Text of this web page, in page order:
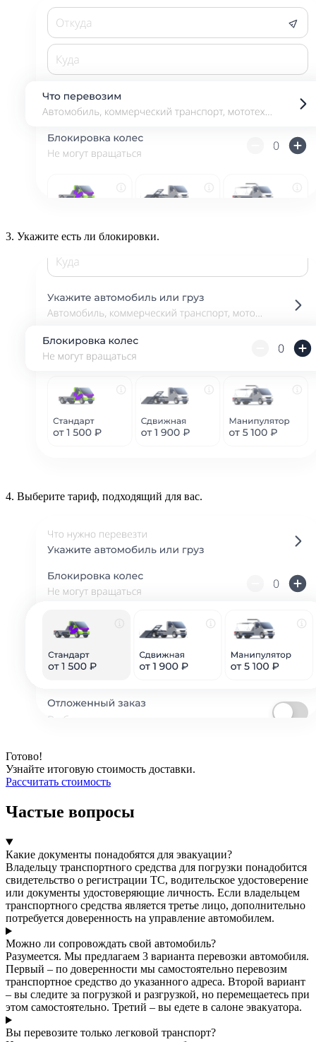
3. Укажите есть ли блокировки.
4. Выберите тариф, подходящий для вас.
Готово!
Узнайте итоговую стоимость доставки.
Рассчитать стоимость
Частые вопросы
Какие документы понадобятся для эвакуации?
Владельцу транспортного средства для погрузки понадобится
свидетельство о регистрации ТС, водительское удостоверение
или документы удостоверяющие личность. Если владельцем
транспортного средства является третье лицо, дополнительно
потребуется доверенность на управление автомобилем.
Можно ли сопровождать свой автомобиль?
Разумеется. Мы предлагаем 3 варианта перевозки автомобиля.
Первый – по доверенности мы самостоятельно перевозим
транспортное средство до указанного адреса. Второй вариант
– вы следите за погрузкой и разгрузкой, но перемещаетесь при
этом самостоятельно. Третий – вы едете в салоне эвакуатора.
Вы перевозите только легковой транспорт?